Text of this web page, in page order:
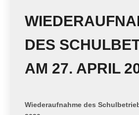
DES
AM 27. APRIL
Wiederaufnahme des